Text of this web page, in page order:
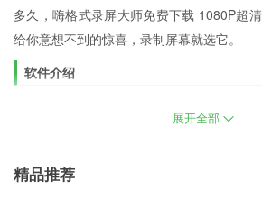
多久，嗨格式录屏大师免费下载 1080P超
给你意想不到的惊喜，录制屏幕就选它。
软件介绍
单好用的录屏功能，支持多平台账号数据
功能：
展开全部
精品推荐